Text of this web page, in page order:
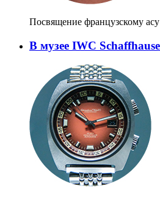
Посвящение французскому
В музее IWC